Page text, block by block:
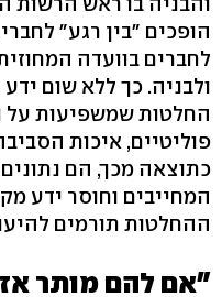
הופכים "בין רגע"
לחברים בוועדה
ולבניה. כך ללא שום
החלטות שמשפיעות על
פוליטיים, איכות
כתוצאה מכך, הם
המחייבים וחוסר ידע
ההחלטות תורמים
"אם להם מותר